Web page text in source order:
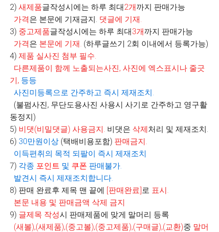
2) 새제품글작성시에는 하루 최대2개까지 판매가능
가격은 본문에 기재금지. 댓글에 기재.
3) 중고제품글작성시에는 하루 최대3개까지 판매가능
가격은 본문에 기재. (하루글쓰기 2회 이내에서 등록가능)
4) 제품 실사진 첨부 필수.
다른제품이 함께 노출되는사진, 사진에 엑스표시나 줄긋
기, 등등
사진미등록으로 간주하고 즉시 제재조치.
(불펌사진, 무단도용사진 사용시 사기로 간주하고 영구활
동정지)
5) 비댓(비밀댓글) 사용금지. 비댓은 삭제처리 및 제재조치.
6) 30만원이상 (택배비용포함) 판매금지.
이득편취의 목적 되팔이 즉시 제재조치
7) 각종 포인트 및 쿠폰 판매불가.
발견시 즉시 제재조치합니다.
8) 판매 완료후 제목 맨 끝에 [판매완료]로 표시.
본문 내용 및 판매금액 삭제 금지
9) 글제목 작성시 판매제품에 맞게 말머리 등록
(새볼),(새제품),(중고볼),(중고제품),(구매글),(교환)중 말머